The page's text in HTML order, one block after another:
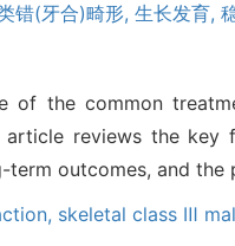
错(牙合)畸形, 生长发育,
of the common
article reviews the
outcomes, and
skeletal class Ⅲ